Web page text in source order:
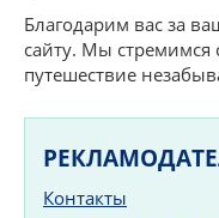
Благодарим вас за
сайту. Мы стремимся
путешествие
Контакты